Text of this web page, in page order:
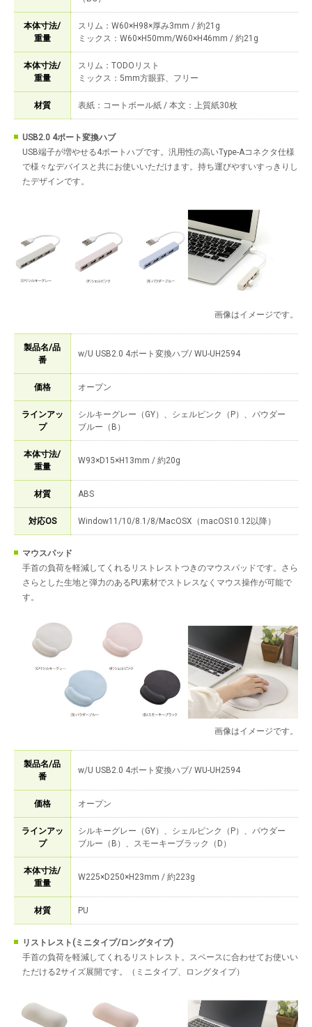
本体寸法/
重量
スリム：W60×H98×厚み3mm / 約21g
ミックス：W60×H50mm/W60×H46mm / 約21g
本体寸法/
重量
スリム：TODOリスト
ミックス：5mm方眼罫、フリー
材質 表紙：コートボール紙 / 本文：上質紙30枚
USB2.0 4ポート変換ハブ
USB端子が増やせる4ポートハブです。汎用性の高いType-Aコネクタ仕様
で様々なデバイスと共にお使いいただけます。持ち運びやすいすっきりし
たデザインです。
画像はイメージです。
製品名/品
番
w/U USB2.0 4ポート変換ハブ/ WU-UH2594
価格 オープン
ラインアッ
プ
シルキーグレー（GY）、シェルピンク（P）、パウダー
ブルー（B）
本体寸法/
重量
W93×D15×H13mm / 約20g
材質 ABS
対応OS Window11/10/8.1/8/MacOSX（macOS10.12以降）
マウスパッド
手首の負荷を軽減してくれるリストレストつきのマウスパッドです。さら
さらとした生地と弾力のあるPU素材でストレスなくマウス操作が可能で
す。
画像はイメージです。
製品名/品
番
w/U USB2.0 4ポート変換ハブ/ WU-UH2594
価格 オープン
ラインアッ
プ
シルキーグレー（GY）、シェルピンク（P）、パウダー
ブルー（B）、スモーキーブラック（D）
本体寸法/
重量
W225×D250×H23mm / 約223g
材質 PU
リストレスト(ミニタイプ/ロングタイプ)
手首の負荷を軽減してくれるリストレスト。スペースに合わせてお使いい
ただける2サイズ展開です。（ミニタイプ、ロングタイプ）